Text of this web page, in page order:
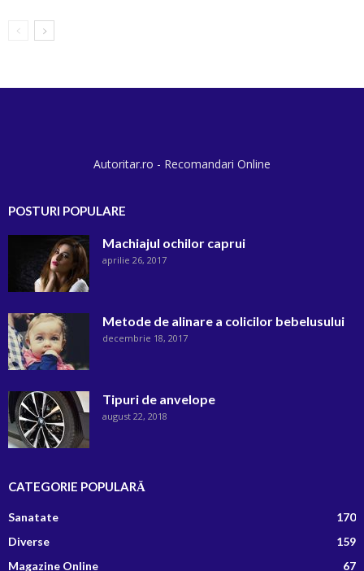
Autoritar.ro - Recomandari Online
POSTURI POPULARE
Machiajul ochilor caprui
aprilie 26, 2017
Metode de alinare a colicilor bebelusului
decembrie 18, 2017
Tipuri de anvelope
august 22, 2018
CATEGORIE POPULARĂ
Sanatate
170
Diverse
159
Magazine Online
67